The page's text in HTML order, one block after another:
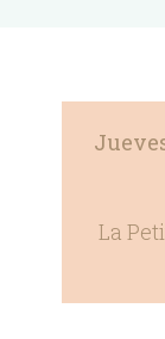
La